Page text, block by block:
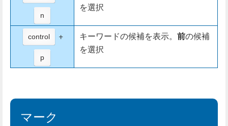
n
を選択
control +
p
キーワードの候補を表示。 前の候補
を選択
マーク